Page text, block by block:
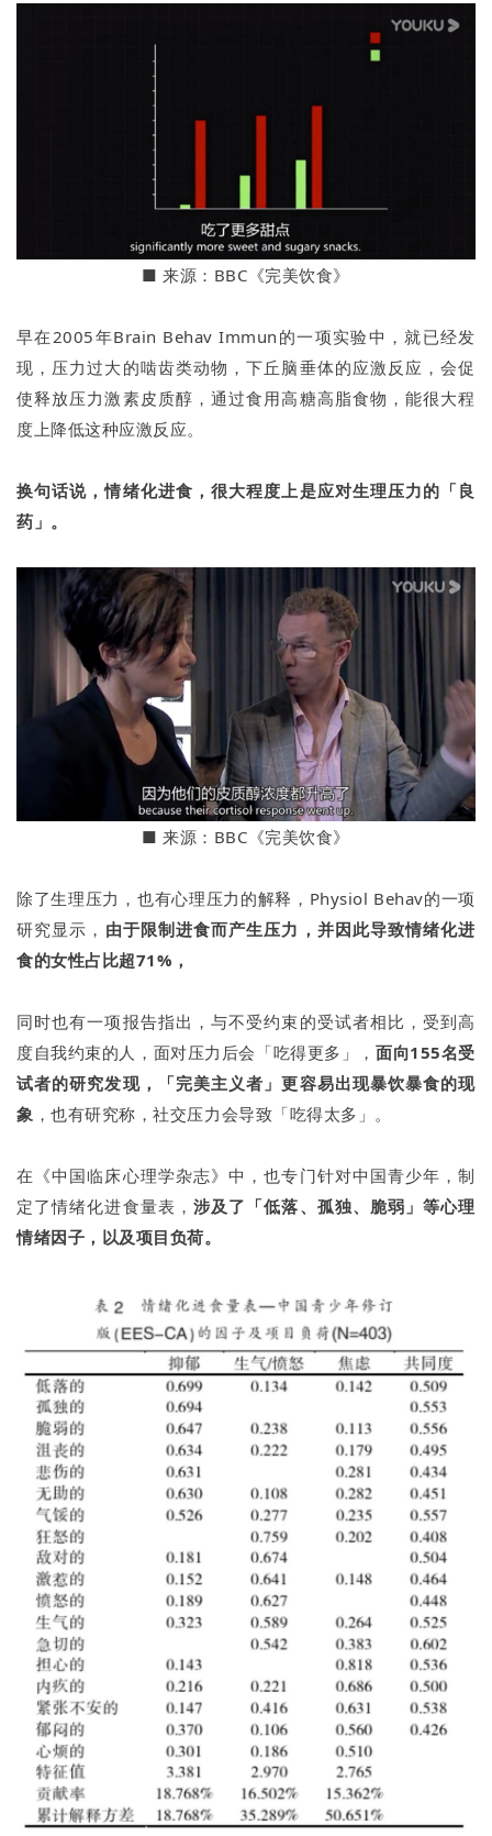
■ 来源：BBC《完美饮食》
早在2005年Brain Behav Immun的一项实验中，就已经发
现，压力过大的啮齿类动物，下丘脑垂体的应激反应，会促
使释放压力激素皮质醇，通过食用高糖高脂食物，能很大程
度上降低这种应激反应。
换句话说，情绪化进食，很大程度上是应对生理压力的「良
药」。
■ 来源：BBC《完美饮食》
除了生理压力，也有心理压力的解释，Physiol Behav的一项
研究显示， 由于限制进食而产生压力，并因此导致情绪化进
食的女性占比超71%，
同时也有一项报告指出，与不受约束的受试者相比，受到高
度自我约束的人，面对压力后会「吃得更多」，面向155名受
试者的研究发现，「完美主义者」更容易出现暴饮暴食的现
象 ，也有研究称，社交压力会导致「吃得太多」。
在《中国临床心理学杂志》中，也专门针对中国青少年，制
定了情绪化进食量表， 涉及了「低落、孤独、脆弱」等心理
情绪因子，以及项目负荷。